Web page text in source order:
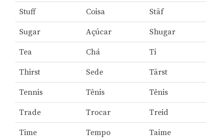
Stuff Coisa Stãf
Sugar Açúcar Shugar
Tea Chá Ti
Thirst Sede Tãrst
Tennis Tênis Tênis
Trade Trocar Treid
Time Tempo Taime